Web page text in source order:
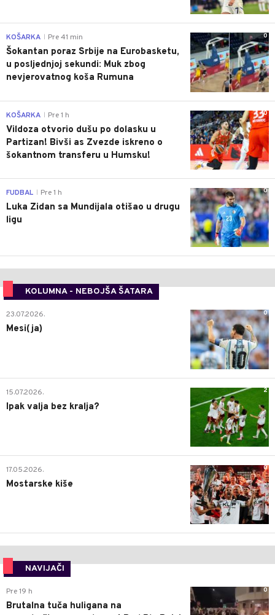
0
KOŠARKA Pre 41 min
Šokantan poraz Srbije na Eurobasketu,
u posljednjoj sekundi: Muk zbog
nevjerovatnog koša Rumuna
0
KOŠARKA Pre 1 h
Vildoza otvorio dušu po dolasku u
Partizan! Bivši as Zvezde iskreno o
šokantnom transferu u Humsku!
0
FUDBAL Pre 1 h
Luka Zidan sa Mundijala otišao u drugu
ligu
KOLUMNA - NEBOJŠA ŠATARA
0
23.07.2026.
Mesi(ja)
2
15.07.2026.
Ipak valja bez kralja?
0
17.05.2026.
Mostarske kiše
NAVIJAČI
0
Pre 19 h
Brutalna tuča huligana na